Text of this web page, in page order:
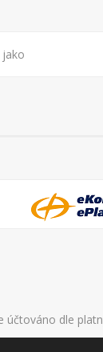
jako
účtováno dle